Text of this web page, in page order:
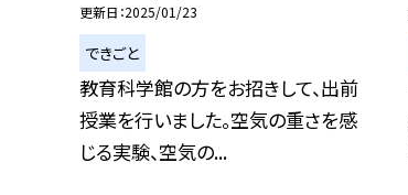
更新日 2025/01/23
できごと
教育科学館の方をお招きして、出前
授業を行いました。空気の重さを感
じる実験、空気の...